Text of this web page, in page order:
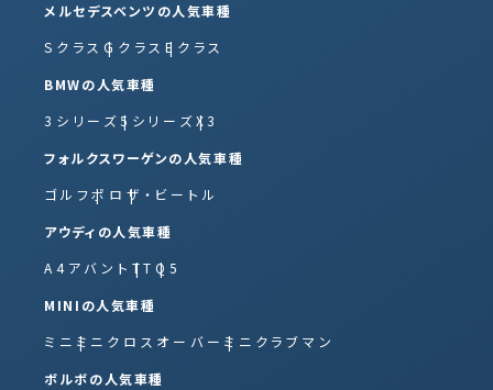
メルセデスベンツの人気車種
SクラスGクラスEクラス
BMWの人気車種
3シリーズ5シリーズX3
フォルクスワーゲンの人気車種
ゴルフポロ ザ・ビートル
アウディの人気車種
A4アバント TTQ5
MINIの人気車種
ミニ ミニクロスオーバー ミニクラブマン
ボルボの人気車種